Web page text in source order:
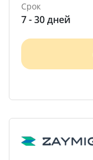
Срок
7 - 30 дней